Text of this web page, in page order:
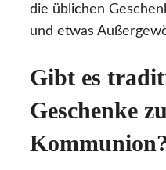
die üblichen
und etwas
Gibt es
Geschenke